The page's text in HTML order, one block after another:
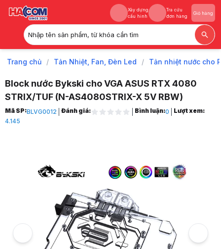
Xây dựng
cấu hình
Tra cứu
đơn hàng
Giỏ hàng
Nhập tên sản phẩm, từ khóa cần tìm
Xây dựng
Tra cứu
Trang chủ / Tản Nhiệt, Fan, Đèn Led / Tản nhiệt nước cho
Block nước Bykski cho VGA ASUS RTX 4080
STRIX/TUF (N-AS4080STRIX-X 5V RBW)
Trang chủ
1
Tản nhiệt nước Custom
Hình ảnh và video sản phẩm
Block nước Bykski cho VGA ASUS RTX 4080 STRIX/TUF (N-
Giá niêm yết:
3.999.000 VND
Giá mua online:
999.000 VND Tiết kiệm 3.000.000 VND (-75%)
Giá mua trả góp (6 tháng):166.500 VND / tháng
Mã SP:BLVG0012 Đánh giá: Bình luận:0
Lượt xem:
4.145